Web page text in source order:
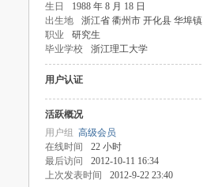
生日
1988 年 8 月 18 日
出生地
浙江省 衢州市 开化县 华埠镇
职业
研究生
毕业学校
浙江理工大学
用户认证
活跃概况
用户组 高级会员
在线时间
22 小时
最后访问
2012-10-11 16:34
上次发表时间
2012-9-22 23:40